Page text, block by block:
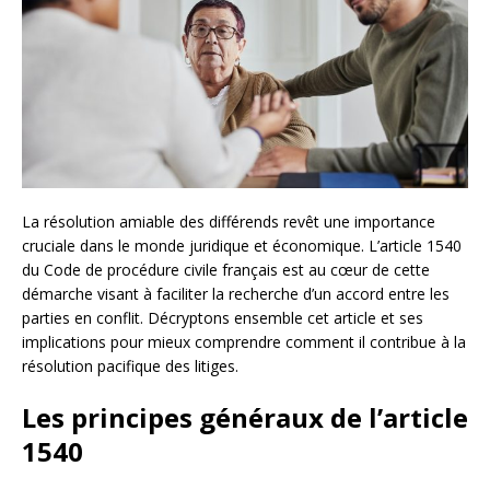
La résolution amiable des différends revêt une importance
cruciale dans le monde juridique et économique. L’article 1540
du Code de procédure civile français est au cœur de cette
démarche visant à faciliter la recherche d’un accord entre les
parties en conflit. Décryptons ensemble cet article et ses
implications pour mieux comprendre comment il contribue à la
résolution pacifique des litiges.
Les principes généraux de l’article
1540